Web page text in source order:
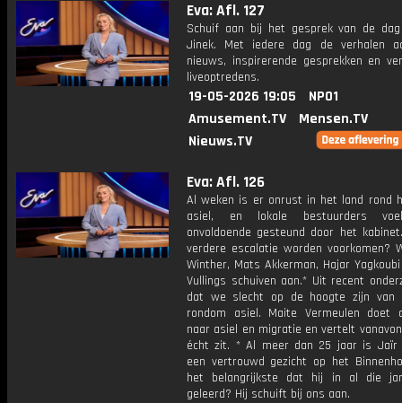
Eva: Afl. 127
Schuif aan bij het gesprek van de
Jinek. Met iedere dag de verhalen
nieuws, inspirerende gesprekken en
liveoptredens.
19-05-2026 19:05
NPO1
Amusement.TV
Mensen.TV
Nieuws.TV
Eva: Afl. 126
Al weken is er onrust in het land rond
asiel, en lokale bestuurders
onvoldoende gesteund door het
verdere escalatie worden voorkomen?
Winther, Mats Akkerman, Hajar
Vullings schuiven aan.* Uit recent
dat we slecht op de hoogte zijn van
rondom asiel. Maite Vermeulen doet
naar asiel en migratie en vertelt
écht zit. * Al meer dan 25 jaar is Jaïr
een vertrouwd gezicht op het
het belangrijkste dat hij in al die
geleerd? Hij schuift bij ons aan.